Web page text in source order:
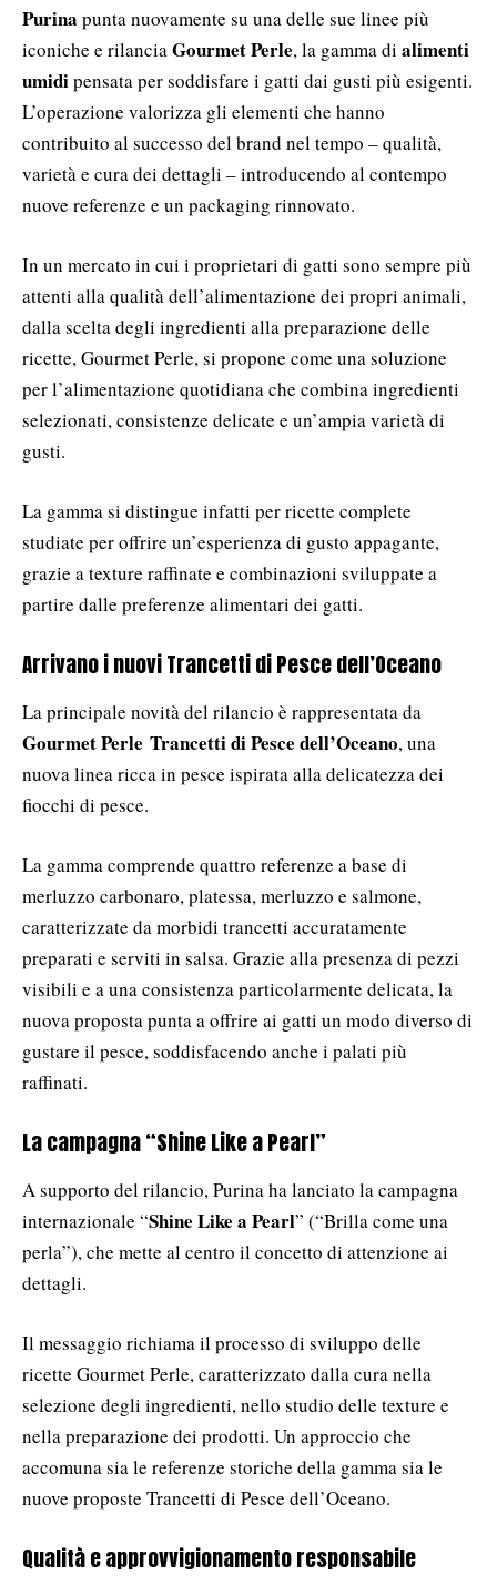
Purina punta nuovamente su una delle sue linee più
iconiche e rilanciaGourmet Perle, la gamma di alimenti
umidipensata per soddisfare i gatti dai gusti più esigenti.
L’operazione valorizza gli elementi che hanno
contribuito al successo del brand nel tempo – qualità,
varietà e cura dei dettagli – introducendo al contempo
nuove referenze e un packaging rinnovato.
In un mercato in cui i proprietari di gatti sono sempre più
attenti alla qualità dell’alimentazione dei propri animali,
dalla scelta degli ingredienti alla preparazione delle
ricette, Gourmet Perle, si propone come una soluzione
per l’alimentazione quotidiana che combina ingredienti
selezionati, consistenze delicate e un’ampia varietà di
gusti.
La gamma si distingue infatti per ricette complete
studiate per offrire un’esperienza di gusto appagante,
grazie a texture raffinate e combinazioni sviluppate a
partire dalle preferenze alimentari dei gatti.
Arrivano i nuovi Trancetti di Pesce dell’Oceano
La principale novità del rilancio è rappresentata da
Gourmet Perle Trancetti di Pesce dell’Oceano, una
nuova linea ricca in pesce ispirata alla delicatezza dei
fiocchi di pesce.
La gamma comprende quattro referenze a base di
merluzzo carbonaro, platessa, merluzzo e salmone,
caratterizzate da morbidi trancetti accuratamente
preparati e serviti in salsa. Grazie alla presenza di pezzi
visibili e a una consistenza particolarmente delicata, la
nuova proposta punta a offrire ai gatti un modo diverso di
gustare il pesce, soddisfacendo anche i palati più
raffinati.
La campagna “Shine Like a Pearl”
A supporto del rilancio, Purina ha lanciato la campagna
internazionale “Shine Like a Pearl” (“Brilla come una
perla”), che mette al centro il concetto di attenzione ai
dettagli.
Il messaggio richiama il processo di sviluppo delle
ricette Gourmet Perle, caratterizzato dalla cura nella
selezione degli ingredienti, nello studio delle texture e
nella preparazione dei prodotti. Un approccio che
accomuna sia le referenze storiche della gamma sia le
nuove proposte Trancetti di Pesce dell’Oceano.
Qualità e approvvigionamento responsabile